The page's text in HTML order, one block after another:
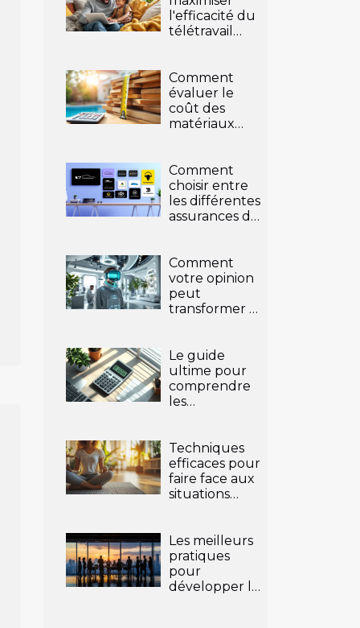
l'efficacité du
télétravail
maison ?
Comment
évaluer le
coût des
matériaux
?
Comment
choisir entre
les différentes
assurances de
Comment
votre opinion
peut
transformer le
Le guide
ultime pour
comprendre
les
brut en net
Techniques
efficaces pour
faire face aux
situations
Les meilleurs
pratiques
pour
développer le